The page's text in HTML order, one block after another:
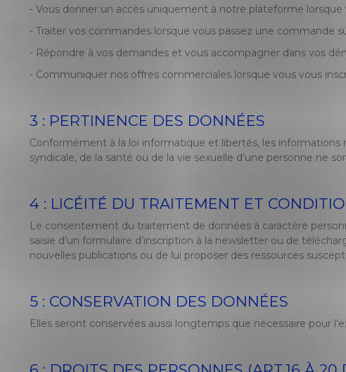
- Vous donner un accès uniquement à notre plateforme
- Traiter vos commandes lorsque vous passez une commande
- Répondre à vos demandes et vous accompagner dans vos
- Communiquer nos offres commerciales lorsque vous vous
3 : PERTINENCE DES DONNÉES
Conformément à la loi informatique et libertés, les informations
syndicale, de la santé ou de la vie sexuelle d’une personne ne
4 : LICÉITÉ DU TRAITEMENT ET
Le consentement du traitement de données à caractère
saisie d’un formulaire d’inscription à la newsletter ou de
nouvelles publications ou de lui proposer des ressources
5 : CONSERVATION DES DONNÉES
Elles seront conservées aussi longtemps que nécessaire pour